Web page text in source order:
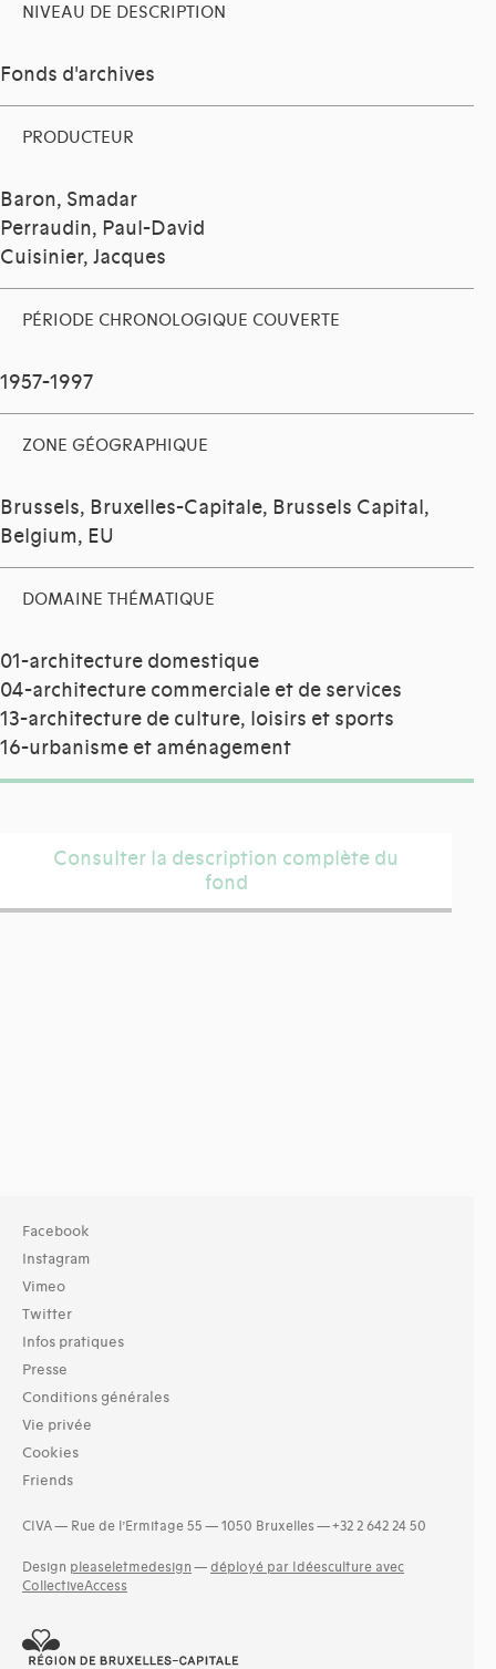
NIVEAU DE DESCRIPTION
Fonds d'archives
PRODUCTEUR
Baron, Smadar
Perraudin, Paul-David
Cuisinier, Jacques
PÉRIODE CHRONOLOGIQUE COUVERTE
1957-1997
ZONE GÉOGRAPHIQUE
Brussels, Bruxelles-Capitale, Brussels Capital,
Belgium, EU
DOMAINE THÉMATIQUE
01-architecture domestique
04-architecture commerciale et de services
13-architecture de culture, loisirs et sports
16-urbanisme et aménagement
Consulter la description complète du
fond
Facebook
Instagram
Vimeo
Twitter
Infos pratiques
Presse
Conditions générales
Vie privée
Cookies
Friends
CIVA — Rue de l’Ermitage 55 — 1050 Bruxelles — +32 2 642 24 50
Design pleaseletmedesign — déployé par Idéesculture avec
CollectiveAccess